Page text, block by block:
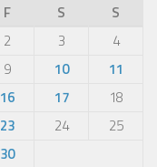
F S
S
2 3
4
9 10
11
16 17
18
23 24
25
30